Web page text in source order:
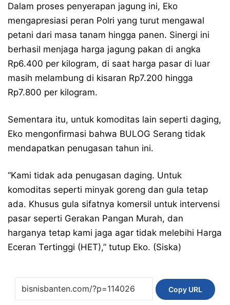
Dalam proses penyerapan jagung ini, Eko
mengapresiasi peran Polri yang turut mengawal
petani dari masa tanam hingga panen. Sinergi ini
berhasil menjaga harga jagung pakan di angka
Rp6.400 per kilogram, di saat harga pasar di luar
masih melambung di kisaran Rp7.200 hingga
Rp7.800 per kilogram.
Sementara itu, untuk komoditas lain seperti daging,
Eko mengonfirmasi bahwa BULOG Serang tidak
mendapatkan penugasan tahun ini.
“Kami tidak ada penugasan daging. Untuk
komoditas seperti minyak goreng dan gula tetap
ada. Khusus gula sifatnya komersil untuk intervensi
pasar seperti Gerakan Pangan Murah, dan
harganya tetap kami jaga agar tidak melebihi Harga
Eceran Tertinggi (HET),” tutup Eko. (Siska)
Copy URL